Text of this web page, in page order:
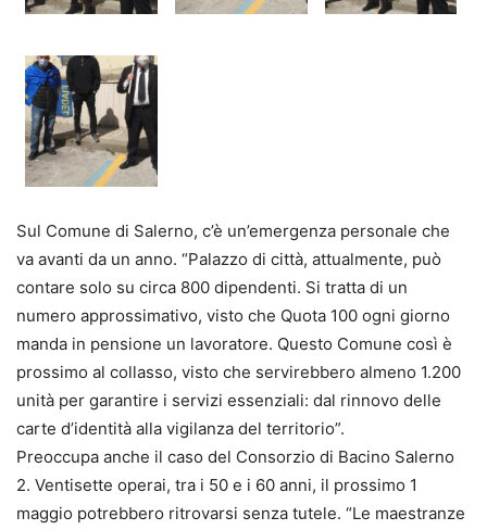
Sul Comune di Salerno, c’è un’emergenza personale che
va avanti da un anno. “Palazzo di città, attualmente, può
contare solo su circa 800 dipendenti. Si tratta di un
numero approssimativo, visto che Quota 100 ogni giorno
manda in pensione un lavoratore. Questo Comune così è
prossimo al collasso, visto che servirebbero almeno 1.200
unità per garantire i servizi essenziali: dal rinnovo delle
carte d’identità alla vigilanza del territorio”.
Preoccupa anche il caso del Consorzio di Bacino Salerno
2. Ventisette operai, tra i 50 e i 60 anni, il prossimo 1
maggio potrebbero ritrovarsi senza tutele. “Le maestranze